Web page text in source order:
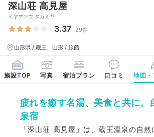
深山荘 高見屋
ミヤマソウ タカミヤ
3.37 29件
山形県 / 蔵王、山形 / 旅館
施設TOP 写真 宿泊プラン 口コミ 地図
疲れを癒す名湯、美食と共に。
泉宿
「深山荘 高見屋」は、蔵王温泉の自